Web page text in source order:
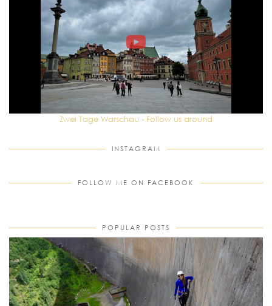
Zwei Tage Warschau - Follow us around
INSTAGRAM
FOLLOW ME ON FACEBOOK
POPULAR POSTS